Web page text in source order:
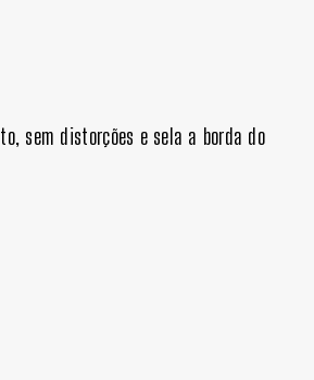
sem distorções e sela a borda do